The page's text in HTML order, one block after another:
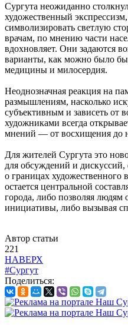
Сургута неожиданно
художественный
символизировать светлую
врачам, по мнению части
вдохновляет. Они задаются
варианты, как можно было
медицины и милосердия.
Неоднозначная реакция на
размышлениям, насколько
субъективным и зависеть от
художниками всегда
мнений — от восхищения до
Для жителей Сургута это
для обсуждений и
о границах художественного
остается центральной
города, либо позволяя людям
инициативы, либо вызывая
Автор статьи
221
НАВЕРХ
#Сургут
Поделиться: